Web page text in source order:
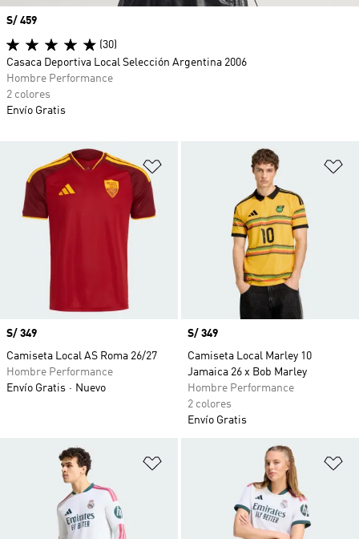
Añadir a la lista de deseos
Precio
S/ 349
Camiseta Local AS Roma 26/27
Hombre Performance
Envío Gratis
Nuevo
Precio
S/ 349
Camiseta Local Marley 10
Jamaica 26 x Bob Marley
Hombre Performance
2 colores
Envío Gratis
Añadir a la lista de deseos
Precio
S/ 459
(30)
Casaca Deportiva Local Selección Argentina 2006
Hombre Performance
2 colores
Envío Gratis